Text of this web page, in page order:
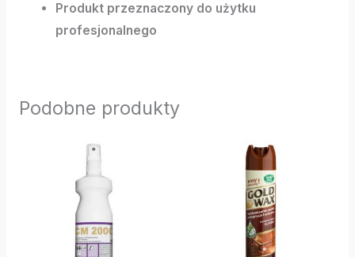
Produkt przeznaczony do użytku
profesjonalnego
Podobne produkty